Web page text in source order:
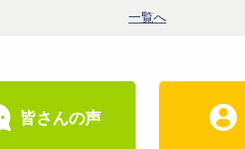
一覧へ
皆さんの声